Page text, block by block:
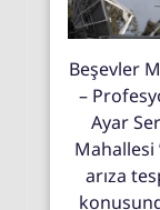
Beşevler
–
Ayar
Mahallesi
arıza